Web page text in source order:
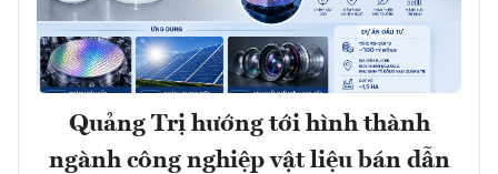
Quảng Trị hướng tới hình thành
ngành công nghiệp vật liệu bán dẫn